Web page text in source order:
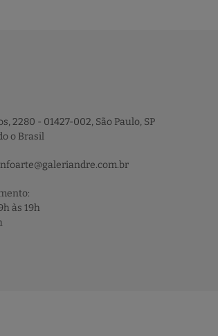
2280 - 01427-002, São Paulo, SP
o Brasil
às 19h